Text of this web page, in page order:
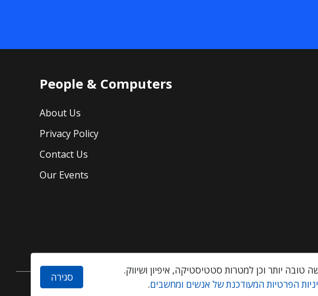
People & Computers
About Us
Privacy Policy
Contact Us
Our Events
Created by הפרטיות המעודכנת של אנשים ומחשבים.
סגירה